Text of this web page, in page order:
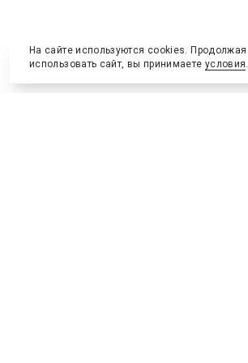
На сайте используются cookies. Продолжая
использовать сайт, вы принимаете условия.